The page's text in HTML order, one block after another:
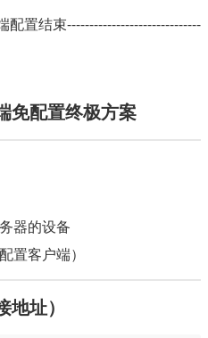
配置结束------------------------------
免配置终极方案
器的设备
置客户端）
址）